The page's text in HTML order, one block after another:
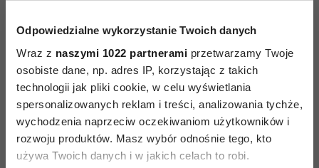
Odpowiedzialne wykorzystanie Twoich danych
Wraz z naszymi 1022 partnerami przetwarzamy Twoje
osobiste dane, np. adres IP, korzystając z takich
technologii jak pliki cookie, w celu wyświetlania
spersonalizowanych reklam i treści, analizowania tychże,
wychodzenia naprzeciw oczekiwaniom użytkowników i
rozwoju produktów. Masz wybór odnośnie tego, kto
używa Twoich danych i w jakich celach to robi.
ZAMÓW
WYDANIE DRUKOWANE
E-WYDANIE